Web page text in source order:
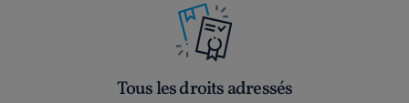
Tous les droits adressés